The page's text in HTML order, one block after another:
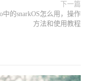
下一篇
中的snarkOS怎么用，操作
方法和使用教程